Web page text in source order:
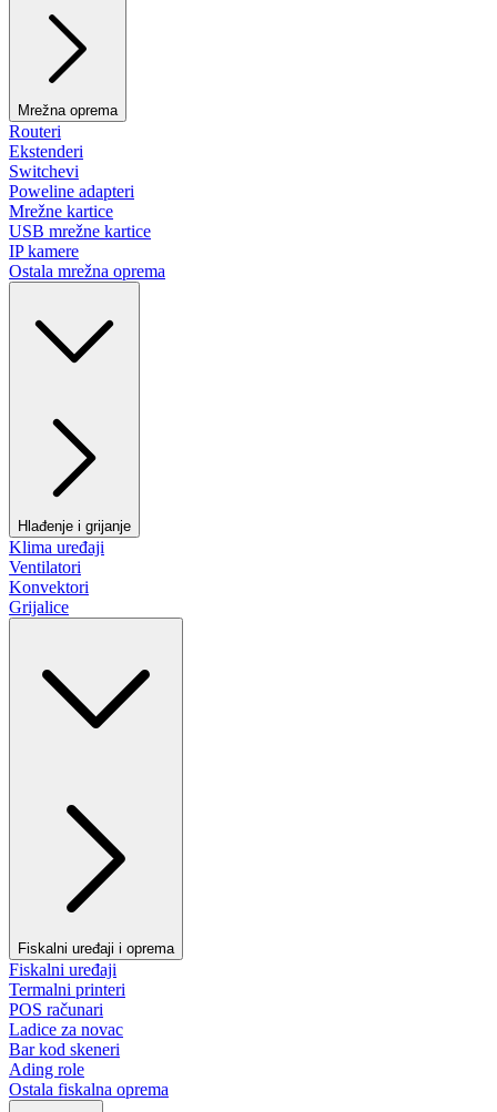
Mrežna oprema
Routeri
Ekstenderi
Switchevi
Poweline adapteri
Mrežne kartice
USB mrežne kartice
IP kamere
Ostala mrežna oprema
Hlađenje i grijanje
Klima uređaji
Ventilatori
Konvektori
Grijalice
Fiskalni uređaji i oprema
Fiskalni uređaji
Termalni printeri
POS računari
Ladice za novac
Bar kod skeneri
Ading role
Ostala fiskalna oprema